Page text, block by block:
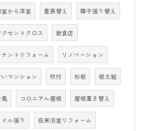
室から洋室 畳表替え 障子張り替え
クセントクロス 飲食店
ナントリフォーム リノベーション
いマンション 吹付 杉板 根太組
コロニアル屋根 屋根葺き替え
イル張り 在来浴室リフォーム